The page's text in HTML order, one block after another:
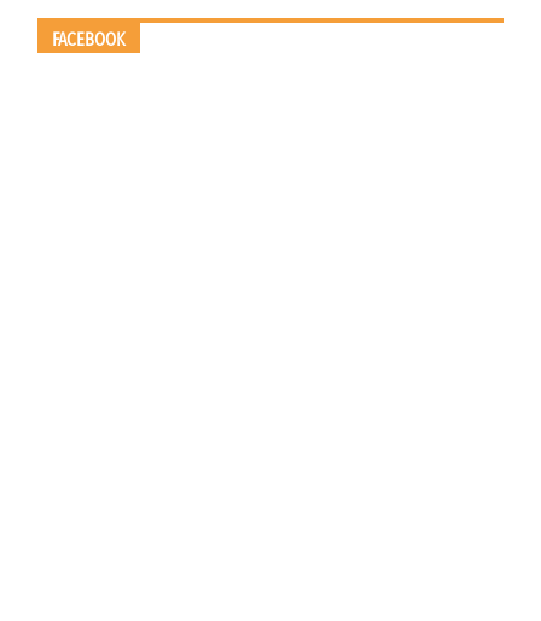
FACEBOOK